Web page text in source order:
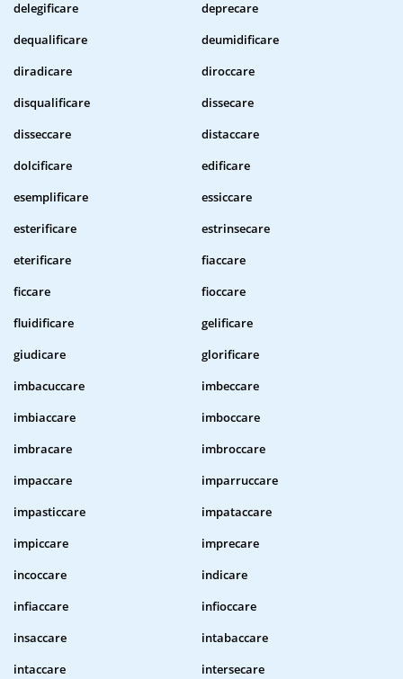
delegificare
deprecare
dequalificare
deumidificare
diradicare
diroccare
disqualificare
dissecare
disseccare
distaccare
dolcificare
edificare
esemplificare
essiccare
esterificare
estrinsecare
eterificare
fiaccare
ficcare
fioccare
fluidificare
gelificare
giudicare
glorificare
imbacuccare
imbeccare
imbiaccare
imboccare
imbracare
imbroccare
impaccare
imparruccare
impasticcare
impataccare
impiccare
imprecare
incoccare
indicare
infiaccare
infioccare
insaccare
intabaccare
intaccare
intersecare